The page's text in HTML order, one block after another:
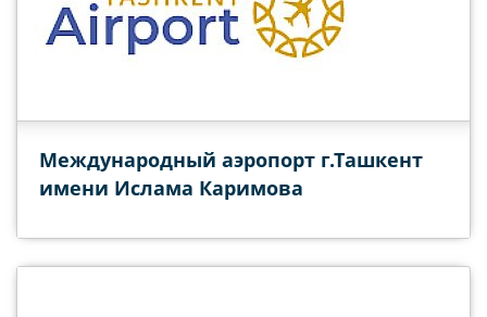
Международный аэропорт г.Ташкент
имени Ислама Каримова